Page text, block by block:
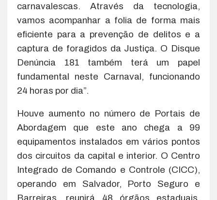
carnavalescas. Através da tecnologia,
vamos acompanhar a folia de forma mais
eficiente para a prevenção de delitos e a
captura de foragidos da Justiça. O Disque
Denúncia 181 também terá um papel
fundamental neste Carnaval, funcionando
24 horas por dia”.
Houve aumento no número de Portais de
Abordagem que este ano chega a 99
equipamentos instalados em vários pontos
dos circuitos da capital e interior. O Centro
Integrado de Comando e Controle (CICC),
operando em Salvador, Porto Seguro e
Barreiras, reunirá 48 órgãos estaduais,